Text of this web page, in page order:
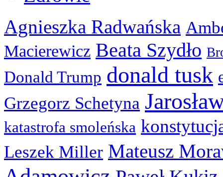
Agnieszka Radwańska
Macierewicz Beata Szydło
Donald Trump donald tusk
Grzegorz Schetyna
katastrofa smoleńska
Leszek Miller Mateusz